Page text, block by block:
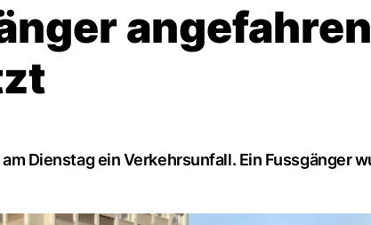
angefahren
Dienstag ein Verkehrsunfall. Ein Fussgänger